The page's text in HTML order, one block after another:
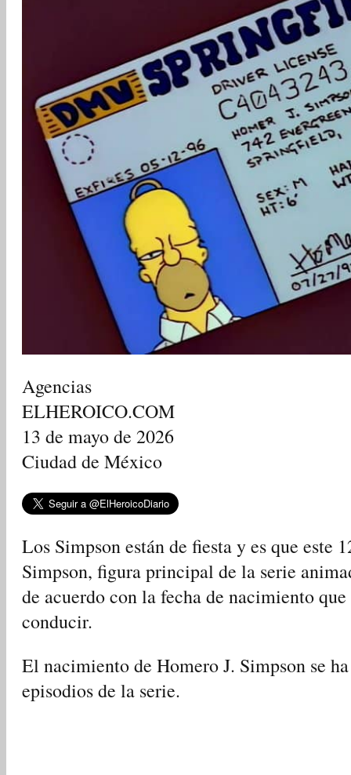
Agencias
ELHEROICO.COM
13 de mayo de 2026
Ciudad de México
Los Simpson están de fiesta y es que este
Simpson, figura principal de la serie
de acuerdo con la fecha de nacimiento
conducir.
El nacimiento de Homero J. Simpson se
episodios de la serie.